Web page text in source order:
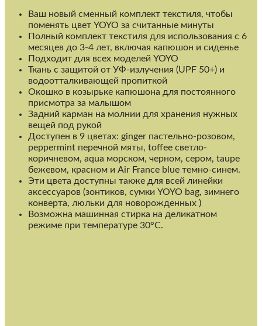
Ваш новый сменный комплект текстиля, чтобы
поменять цвет YOYO за считанные минуты
Полный комплект текстиля для использования с 6
месяцев до 3-4 лет, включая капюшон и сиденье
Подходит для всех моделей YOYO
Ткань с защитой от УФ-излучения (UPF 50+) и
водоотталкивающей пропиткой
Окошко в козырьке капюшона для постоянного
присмотра за малышом
Задний карман на молнии для хранения нужных
вещей под рукой
Доступен в 9 цветах: ginger пастельно-розовом,
peppermint перечной мяты, toffee светло-
коричневом, aqua морском, черном, сером, taupe
бежевом, красном и Air France blue темно-синем.
Эти цвета доступны также для всей линейки
аксессуаров (зонтиков, сумки YOYO bag, зимнего
конверта, люльки для новорожденных )
Возможна машинная стирка на деликатном
режиме при температуре 30°C.